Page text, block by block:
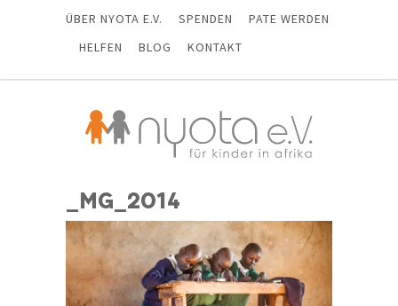
ÜBER NYOTA E.V. SPENDEN
PATE WERDEN
HELFEN
BLOG KONTAKT
_MG_2014